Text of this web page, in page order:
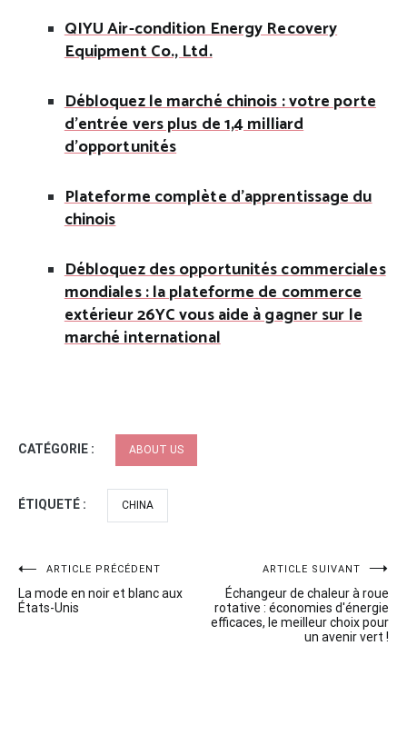
QIYU Air-condition Energy Recovery
Equipment Co., Ltd.
Débloquez le marché chinois : votre porte
d'entrée vers plus de 1,4 milliard
d'opportunités
Plateforme complète d'apprentissage du
chinois
Débloquez des opportunités commerciales
mondiales : la plateforme de commerce
extérieur 26YC vous aide à gagner sur le
marché international
CATÉGORIE : ABOUT US
ÉTIQUETÉ : CHINA
Navigation
de
ARTICLE PRÉCÉDENT
La mode en noir et blanc aux
États-Unis
ARTICLE SUIVANT
Échangeur de chaleur à roue
rotative : économies d'énergie
efficaces, le meilleur choix pour
un avenir vert !